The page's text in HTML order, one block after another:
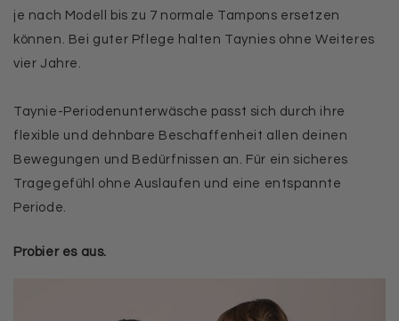
je nach Modell bis zu 7 normale Tampons ersetzen
können. Bei guter Pflege halten Taynies ohne Weiteres
vier Jahre.
Taynie-Periodenunterwäsche passt sich durch ihre
flexible und dehnbare Beschaffenheit allen deinen
Bewegungen und Bedürfnissen an. Für ein sicheres
Tragegefühl ohne Auslaufen und eine entspannte
Periode.
Probier es aus.